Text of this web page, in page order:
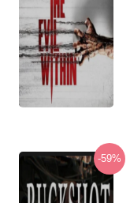
-59%